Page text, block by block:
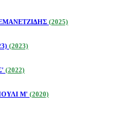
(2025)
(2023)
(2022)
Μ' (2020)